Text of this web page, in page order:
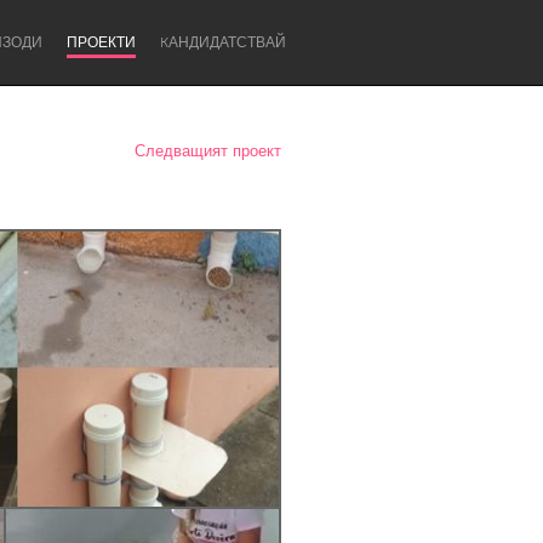
ПРОЕКТИ KАНДИДАТСТВАЙ
Newcastle
Следващият проект